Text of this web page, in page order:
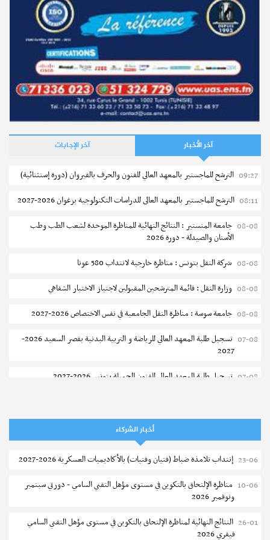
مستجدات
وزارة النقل : قائمة المترشحين المقبولين لاجتياز الاختبار الشفاهي
نشر في08-08-2026
سحب الاستدعاءات الفردية للاختبار الكتابي لمناظرة إنتداب أساتذة
التعليم الثانوي والفني والتقني
نشر في
مستجدات
نتائج القبول الأولي لمناظرة إنتداب أساتذة التعليم الثانوي والفني
إجابات
ما هي شروط القبول لدخول سلك ضباط الصف بالقوات المسلحة
الملكية بالمغرب ؟
ما هي إجراءات مناظرة عدول الاشهاد بالمعهد الأعلى للقضاء؟
آخر الأخبار آخر الإجابات
09:27 الترشح للماجستير بالمعهد العالي للفنون والحرف بالقيروان (دورة إستثنائية)
08:11 الترشح للماجستير بالمعهد العالى للدراسات التكنولوجية بزغوان 2026-2027
08-08 جامعة المنستير : النتائج النهائية للمناظرة الموحدة لشعب الطب وطب
الأسنان والصيدلة - دورة 2026
08-08 شركة النقل بتونس : مناظرة خارجية لانتداب 580 عونا
08-08 وزارة النقل : قائمة المترشحين المقبولين لاجتياز الاختبار الشفاهي
08-08 جامعة سوسة : مناظرة النقل الجامعية في نفس الاختصاص 2026-2027
07-08
تسجيل طلبة المعهد العالي للرياضة و التربية البدنية بقصر السعيد 2026-
2027
07-08 تسجيل طلبة المعهد العالى للفنون الجميلة بتونس 2026-2027
07-08 المناظرات الخصوصية للدخول لمؤسسات تكوين المهندسين 2026-2027
07-08 سحب الاستدعاءات الفردية للاختبار الكتابي لمناظرة إنتداب أساتذة التعليم
المعهد العالي للعلوم التطبيقية والتكنولوجيا بالقيروان : الترشح للماجستير
أخبار الشركاء
23-06 إنتداب تلامذة ضباط (فتيان وفتيات) بالأكاديميات العسكرية 2026-2027
10-06 مناظرة الإلتحاق بالتكوين في مستوى مؤهل التقني السامي - دورتي سبتمبر
ونوفمبر 2026
26-01 النتائج النهائية لمناظرة الإلتحاق بالتكوين في مستوى مؤهل التقني السامي
فيفري 2026